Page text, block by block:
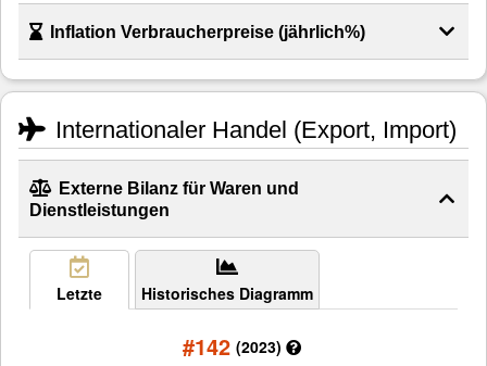
Inflation Verbraucherpreise (jährlich%)
Internationaler Handel (Export, Import)
Externe Bilanz für Waren und
Dienstleistungen
Letzte Historisches Diagramm
#142 (2023)